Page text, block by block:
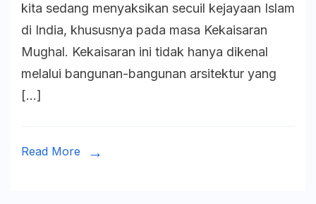
di
Jejak
kita sedang menyaksikan secuil kejayaan Islam
di India, khususnya pada masa Kekaisaran
Mughal. Kekaisaran ini tidak hanya dikenal
melalui bangunan-bangunan arsitektur yang
[…]
Read More